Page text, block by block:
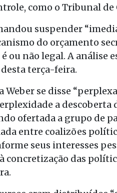
como o Tribunal de
suspender
do orçamento
ou não legal. A análise
terça-feira.
Weber se disse
a
ofertada a grupo de
entre coalizões
seus interesses
das